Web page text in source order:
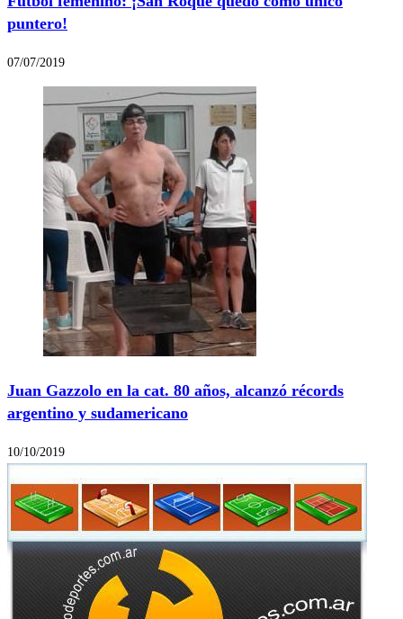
puntero!
07/07/2019
Juan Gazzolo en la cat. 80 años, alcanzó récords
argentino y sudamericano
10/10/2019